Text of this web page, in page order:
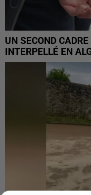
UN SECOND
INTERPELLÉ EN